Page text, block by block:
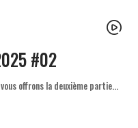
#02
offrons la deuxième partie…